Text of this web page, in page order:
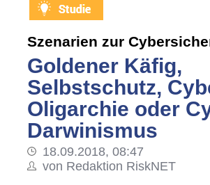
Szenarien zur
Goldener Käfig,
Selbstschutz,
Oligarchie oder
Darwinismus
18.09.2018, 08:47
von Redaktion RiskNET